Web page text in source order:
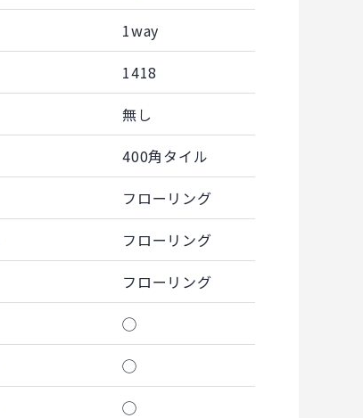
1way
1418
無し
400角タイル
フローリング
フローリング
フローリング
◯
◯
◯